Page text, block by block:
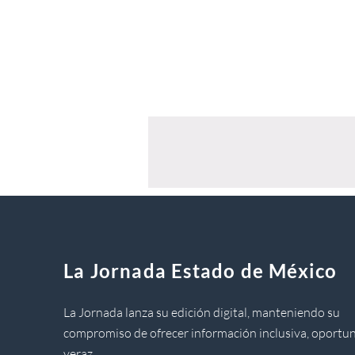
La Jornada Estado de México
La Jornada lanza su edición digital, manteniendo su
compromiso de ofrecer información inclusiva,